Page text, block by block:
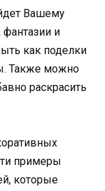
Вашему
фантазии и
как поделки
Также можно
раскрасить
примеры
которые